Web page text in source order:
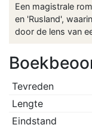
Een magistrale
en 'Rusland',
door de lens van
Tevreden
Lengte
Eindstand